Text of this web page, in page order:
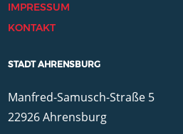
IMPRESSUM
KONTAKT
STADT AHRENSBURG
Manfred-Samusch-Straße 5
22926 Ahrensburg